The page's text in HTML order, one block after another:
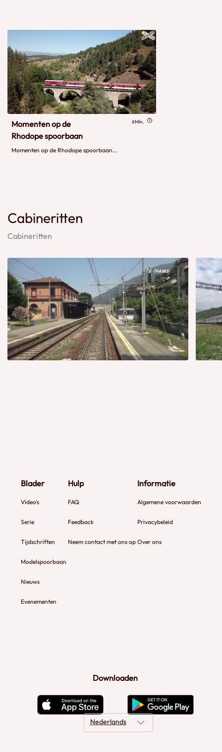
Momenten op de
Rhodope spoorbaan
6Min.
Momenten op de Rhodope spoorbaan...
Cabineritten
Cabineritten
Blader
Video's
Serie
Tijdschriften
Modelspoorbaan
Nieuws
Evenementen
Hulp
FAQ
Feedback
Neem contact met ons op
Informatie
Algemene voorwaarden
Privacybeleid
Over ons
Downloaden
Nederlands